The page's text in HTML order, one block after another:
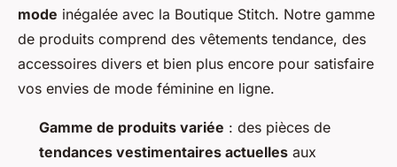
mode inégalée avec la Boutique Stitch. Notre gamme
de produits comprend des vêtements tendance, des
accessoires divers et bien plus encore pour satisfaire
vos envies de mode féminine en ligne.
Gamme de produits variée : des pièces de
tendances vestimentaires actuelles aux